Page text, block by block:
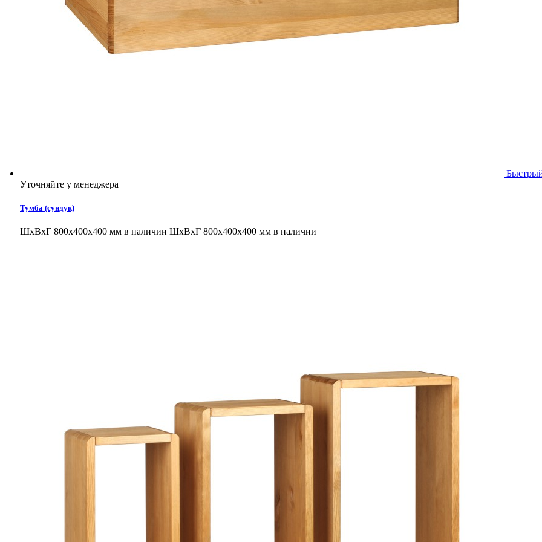
Уточняйте у менеджера
Тумба (сундук)
ШхВхГ 800х400х400 мм в наличии ШхВхГ 800х400х400 мм в наличии